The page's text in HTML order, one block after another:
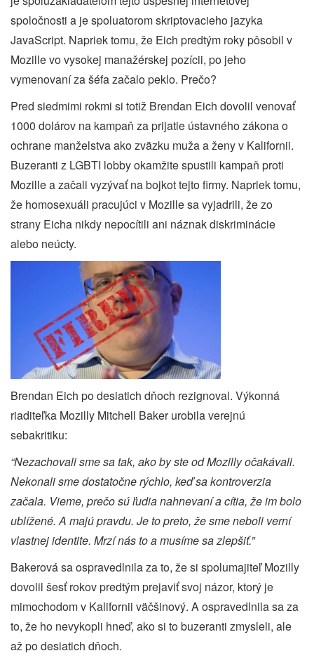
spoločnosti a je spoluatorom skriptovacieho jazyka
JavaScript. Napriek tomu, že Eich predtým roky pôsobil v
Mozille vo vysokej manažérskej pozícii, po jeho
vymenovaní za šéfa začalo peklo. Prečo?
Pred siedmimi rokmi si totiž Brendan Eich dovolil venovať
1000 dolárov na kampaň za prijatie ústavného zákona o
ochrane manželstva ako zväzku muža a ženy v Kalifornii.
Buzeranti z LGBTI lobby okamžite spustili kampaň proti
Mozille a začali vyzývať na bojkot tejto firmy. Napriek tomu,
že homosexuáli pracujúci v Mozille sa vyjadrili, že zo
strany Eicha nikdy nepocítili ani náznak diskriminácie
alebo neúcty.
Brendan Eich po desiatich dňoch rezignoval. Výkonná
riaditeľka Mozilly Mitchell Baker urobila verejnú
sebakritiku:
“Nezachovali sme sa tak, ako by ste od Mozilly očakávali.
Nekonali sme dostatočne rýchlo, keď sa kontroverzia
začala. Vieme, prečo sú ľudia nahnevaní a cítia, že im bolo
ublížené. A majú pravdu. Je to preto, že sme neboli verní
vlastnej identite. Mrzí nás to a musíme sa zlepšiť.”
Bakerová sa ospravedlnila za to, že si spolumajiteľ Mozilly
dovolil šesť rokov predtým prejaviť svoj názor, ktorý je
mimochodom v Kalifornii väčšinový. A ospravedlnila sa za
to, že ho nevykopli hneď, ako si to buzeranti zmysleli, ale
až po desiatich dňoch.